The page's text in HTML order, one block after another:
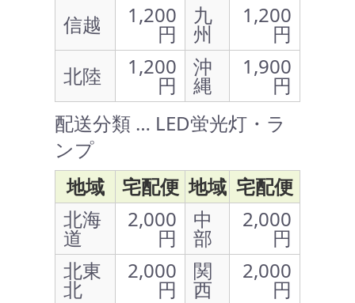
信越
1,200
円
九
州
1,200
円
北陸
1,200
円
沖
縄
1,900
円
配送分類 … LED蛍光灯・ラ
ンプ
地域
宅配便 地域 宅配便
北海
道
2,000
円
中
部
2,000
円
北東
北
2,000
円
関
西
2,000
円